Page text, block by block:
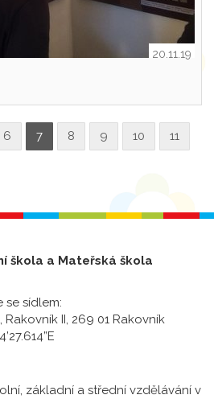
20.11.19
6 7 8 9 10 11
škola a Mateřská škola
se sídlem:
Rakovník II, 269 01 Rakovník
základní a střední vzdělávání v